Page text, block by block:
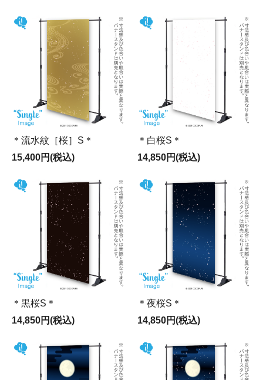
＊流水紋［桜］S＊
15,400円(税込)
＊白桜S＊
14,850円(税込)
＊黒桜S＊
14,850円(税込)
＊夜桜S＊
14,850円(税込)